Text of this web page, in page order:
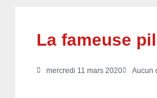
La fameuse
mercredi 11 mars 2020 Aucun